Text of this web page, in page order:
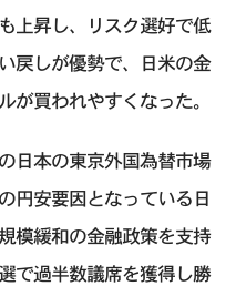
上昇し、リスク選好で低
戻しが優勢で、日米の金
が買われやすくなった。
日本の東京外国為替市場
円安要因となっている日
模緩和の金融政策を支持
で過半数議席を獲得し勝